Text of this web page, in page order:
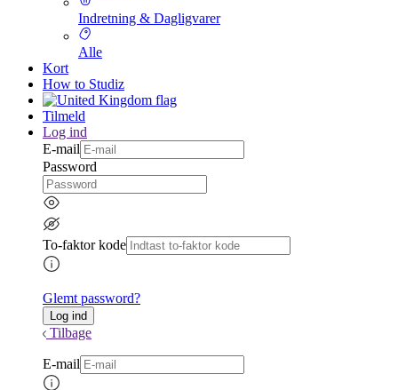
Indretning & Dagligvarer
Alle
Kort
How to Studiz
Tilmeld
Log ind
E-mail
Password
To-faktor kode
Glemt password?
Tilbage
E-mail